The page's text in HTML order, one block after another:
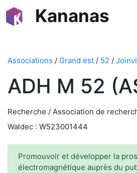
Kananas
Associations / Grand est / 52 /
ADH M 52
Recherche / Association de
Waldec : W523001444
Promouvoir et développer la
électromagnétique auprès du